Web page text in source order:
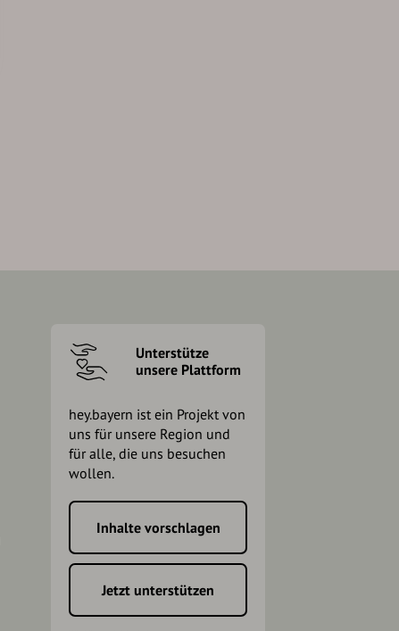
Unterstütze
unsere Plattform
hey.bayern ist ein Projekt von
uns für unsere Region und
für alle, die uns besuchen
wollen.
Inhalte vorschlagen
Jetzt unterstützen